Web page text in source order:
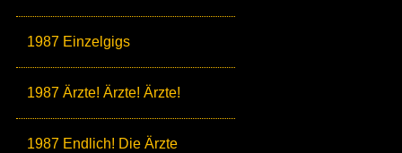
1987 Einzelgigs
1987 Ärzte! Ärzte! Ärzte!
1987 Endlich! Die Ärzte